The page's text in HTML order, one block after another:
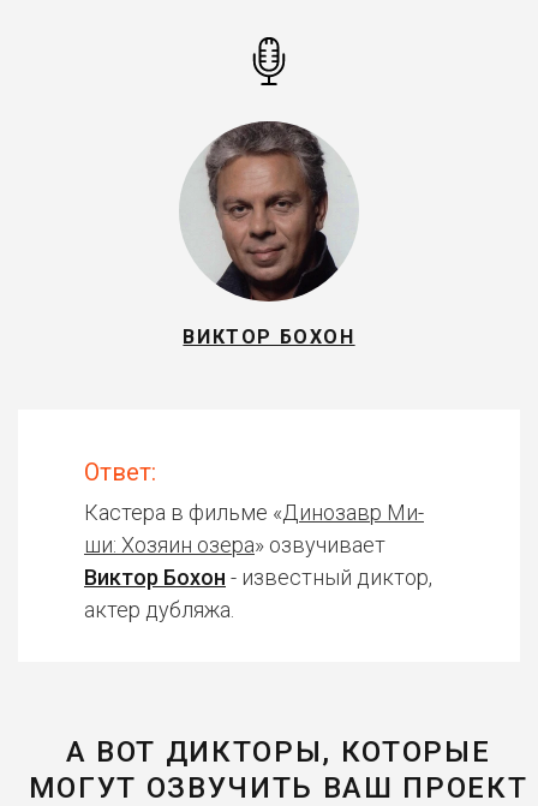
ВИКТОР БОХОН
Ответ:
Кастера в фильме «Динозавр Ми-
ши: Хозяин озера» озвучивает
Виктор Бохон - известный диктор,
актер дубляжа.
А ВОТ ДИКТОРЫ, КОТОРЫЕ
МОГУТ ОЗВУЧИТЬ ВАШ ПРОЕКТ